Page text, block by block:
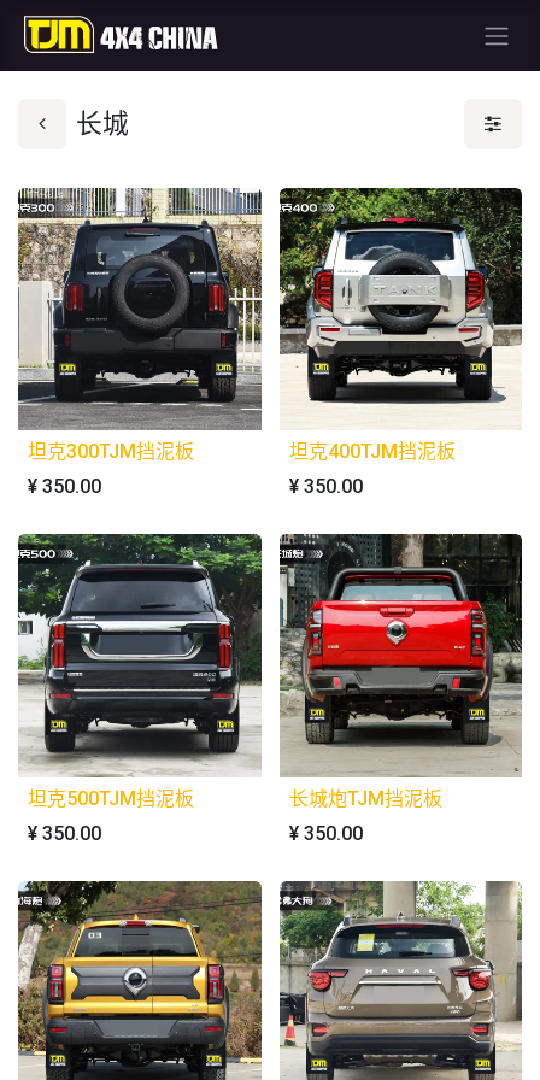
长城
坦克300TJM挡泥板
¥ 350.00
坦克400TJM挡泥板
¥ 350.00
坦克500TJM挡泥板
¥ 350.00
长城炮TJM挡泥板
¥ 350.00